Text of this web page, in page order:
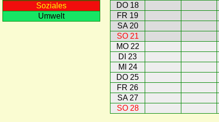
Soziales
Umwelt
DO 18
FR 19
SA 20
SO 21
MO 22
DI 23
MI 24
DO 25
FR 26
SA 27
SO 28